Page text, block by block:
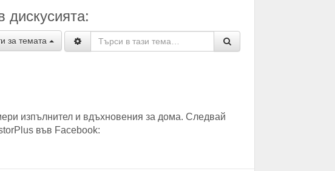
за темата
изпълнител и вдъхновения за дома. Следвай
във Facebook: